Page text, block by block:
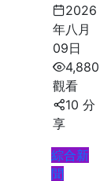
2026
年八月
09日
4,880
觀看
10 分
享
綜合新
聞